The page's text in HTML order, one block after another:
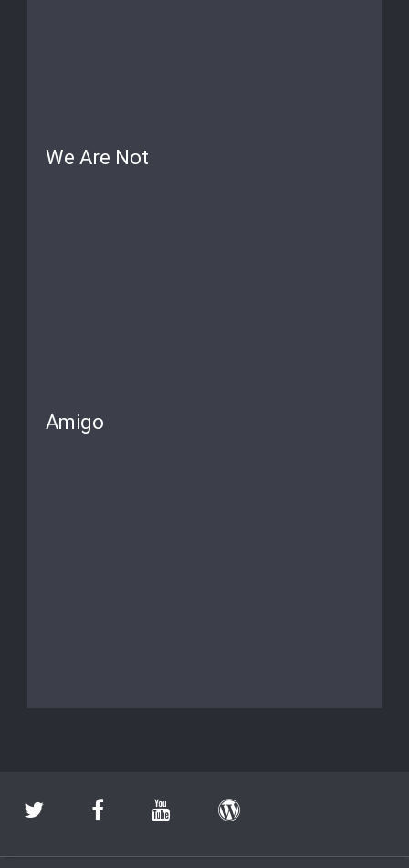
We Are Not
Amigo